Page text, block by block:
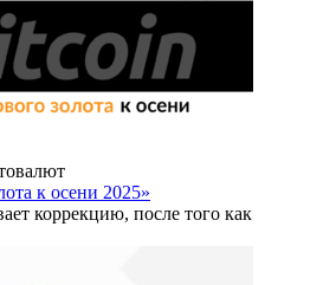
к осени 2025»
коррекцию, после того как